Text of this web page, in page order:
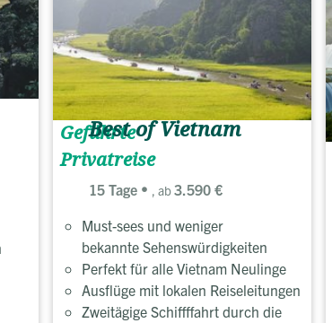
Geführte
Privatreise
Best of Vietnam
15 Tage , ab3.590 €
Must-sees und weniger
bekannte Sehenswürdigkeiten
Perfekt für alle Vietnam Neulinge
Ausflüge mit lokalen Reiseleitungen
Zweitägige Schiffffahrt durch die